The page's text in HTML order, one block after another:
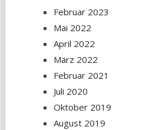
Februar 2023
Mai 2022
April 2022
März 2022
Februar 2021
Juli 2020
Oktober 2019
August 2019